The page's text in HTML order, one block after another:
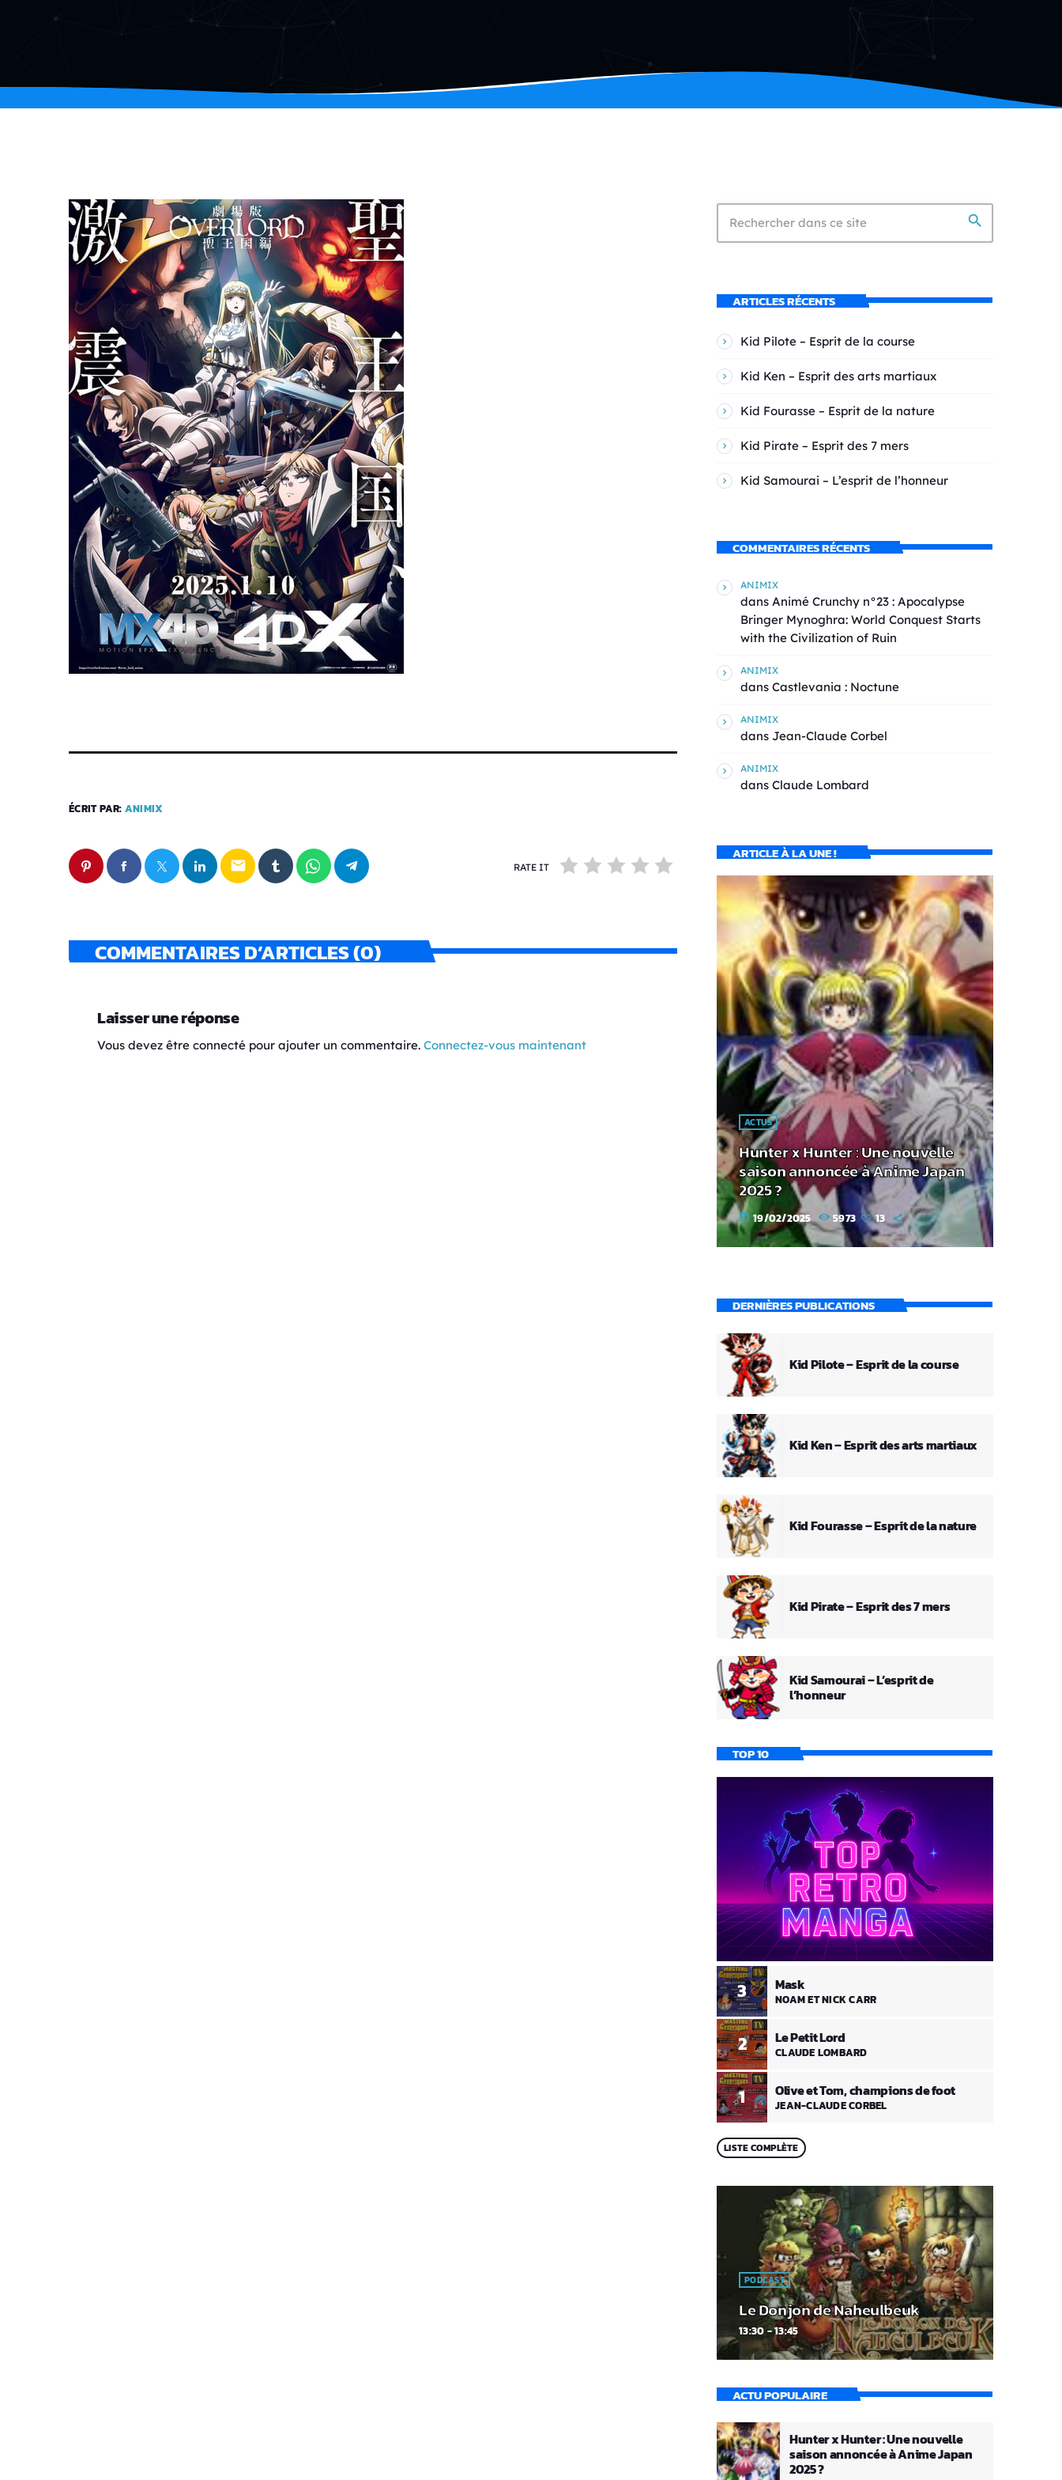
ÉCRIT PAR: ANIMIX
email RATE IT
COMMENTAIRES D’ARTICLES (0)
Laisser une réponse
Vous devez être connecté pour ajouter un commentaire. Connectez-vous maintenant
search
ARTICLES RÉCENTS
Kid Pilote – Esprit de la course
Kid Ken – Esprit des arts martiaux
Kid Fourasse – Esprit de la nature
Kid Pirate – Esprit des 7 mers
Kid Samourai – L’esprit de l’honneur
COMMENTAIRES RÉCENTS
ANIMIX
dans Animé Crunchy n°23 : Apocalypse
Bringer Mynoghra: World Conquest Starts
with the Civilization of Ruin
ANIMIX
dans Castlevania : Noctune
ANIMIX
dans Jean-Claude Corbel
ANIMIX
dans Claude Lombard
ARTICLE À LA UNE !
ACTUS
Hunter x Hunter : Une nouvelle
saison annoncée à Anime Japan
2025 ?
today 19/02/2025 5973 13
DERNIÈRES PUBLICATIONS
Kid Pilote – Esprit de la course
Kid Ken – Esprit des arts martiaux
Kid Fourasse – Esprit de la nature
Kid Pirate – Esprit des 7 mers
Kid Samourai – L’esprit de
l’honneur
TOP 10
1 Olive et Tom, champions de foot
JEAN-CLAUDE CORBEL
2 Le Petit Lord
CLAUDE LOMBARD
3 Mask
NOAM ET NICK CARR
LISTE COMPLÈTE
PODCAST
Le Donjon de Naheulbeuk
13:30 - 13:45
ACTU POPULAIRE
Hunter x Hunter : Une nouvelle
saison annoncée à Anime Japan
2025 ?